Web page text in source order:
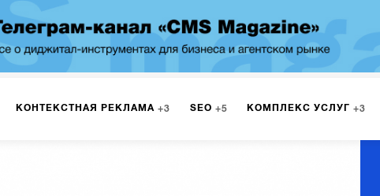
КОНТЕКСТНАЯ РЕКЛАМА 3 SEO 5 КОМПЛЕКС УСЛУГ 3